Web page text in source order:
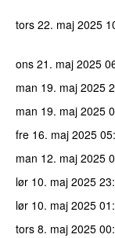
tors 22. maj 2025
ons 21. maj 2025
man 19. maj 2025
man 19. maj 2025
fre 16. maj 2025
man 12. maj 2025
lør 10. maj 2025
lør 10. maj 2025
tors 8. maj 2025